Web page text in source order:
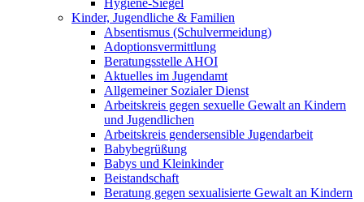
Hygiene-Siegel
Kinder, Jugendliche & Familien
Absentismus (Schulvermeidung)
Adoptionsvermittlung
Beratungsstelle AHOI
Aktuelles im Jugendamt
Allgemeiner Sozialer Dienst
Arbeitskreis gegen sexuelle Gewalt an Kindern
und Jugendlichen
Arbeitskreis gendersensible Jugendarbeit
Babybegrüßung
Babys und Kleinkinder
Beistandschaft
Beratung gegen sexualisierte Gewalt an Kindern